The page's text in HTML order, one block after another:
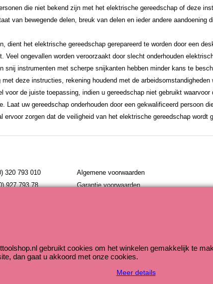
die niet bekend zijn met het elektrische gereedschap of deze
van bewegende delen, breuk van delen en ieder andere
dient het elektrische gereedschap gerepareerd te worden door een
Veel ongevallen worden veroorzaakt door slecht onderhouden
snij instrumenten met scherpe snijkanten hebben minder kans te
deze instructies, rekening houdend met de
voor de juiste toepassing, indien u gereedschap niet gebruikt
Laat uw gereedschap onderhouden door een gekwalificeerd persoon
ervoor zorgen dat de veiligheid van het elektrische gereedschap wordt
320 793 010
927 793 78
Algemene voorwaarden
Garantie voorwaarden
gebruikt cookies om het winkelen gemakkelijk te
dan gaat u akkoord met onze cookies.
Meer details